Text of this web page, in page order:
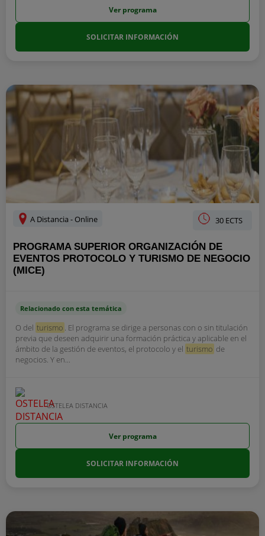
Ver programa
SOLICITAR INFORMACIÓN
A Distancia - Online 30 ECTS
PROGRAMA SUPERIOR ORGANIZACIÓN DE
EVENTOS PROTOCOLO Y TURISMO DE NEGOCIO
(MICE)
Relacionado con esta temática
O del turismo . El programa se dirige a personas con o sin titulación
previa que deseen adquirir una formación práctica y aplicable en el
ámbito de la gestión de eventos, el protocolo y el turismo de
negocios. Y en...
OSTELEA DISTANCIA
Ver programa
SOLICITAR INFORMACIÓN